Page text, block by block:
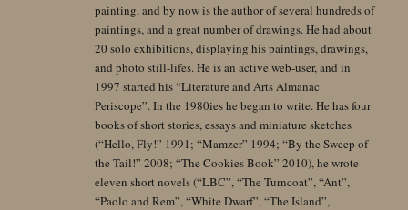
painting, and by now is the author of several hundreds of
paintings, and a great number of drawings. He had about
20 solo exhibitions, displaying his paintings, drawings,
and photo still-lifes. He is an active web-user, and in
1997 started his “Literature and Arts Almanac
Periscope”. In the 1980ies he began to write. He has four
books of short stories, essays and miniature sketches
(“Hello, Fly!” 1991; “Mamzer” 1994; “By the Sweep of
the Tail!” 2008; “The Cookies Book” 2010), he wrote
eleven short novels (“LBC”, “The Turncoat”, “Ant”,
“Paolo and Rem”, “White Dwarf”, “The Island”,